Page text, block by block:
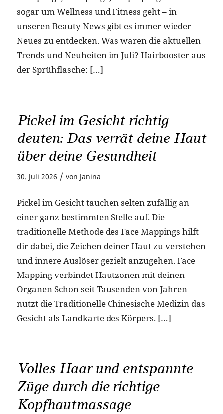
sogar um Wellness und Fitness geht – in
unseren Beauty News gibt es immer wieder
Neues zu entdecken. Was waren die aktuellen
Trends und Neuheiten im Juli? Hairbooster aus
der Sprühflasche: […]
Pickel im Gesicht richtig
deuten: Das verrät deine Haut
über deine Gesundheit
30. Juli 2026 / von Janina
Pickel im Gesicht tauchen selten zufällig an
einer ganz bestimmten Stelle auf. Die
traditionelle Methode des Face Mappings hilft
dir dabei, die Zeichen deiner Haut zu verstehen
und innere Auslöser gezielt anzugehen. Face
Mapping verbindet Hautzonen mit deinen
Organen Schon seit Tausenden von Jahren
nutzt die Traditionelle Chinesische Medizin das
Gesicht als Landkarte des Körpers. […]
Volles Haar und entspannte
Züge durch die richtige
Kopfhautmassage